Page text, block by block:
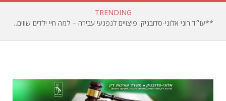
TRENDING
**עו״ד רוני אלוני-סדובניק: פיצויים לנפגעי עבירה – למה חיי ילדים שווים פחות?**